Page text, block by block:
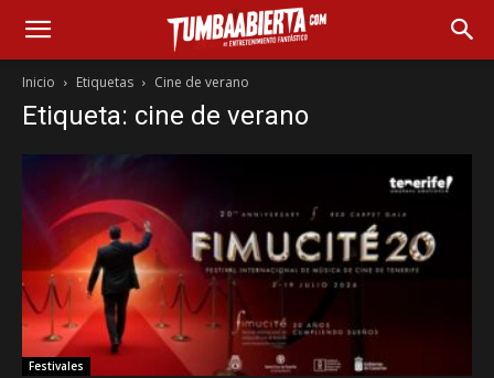
Inicio Etiquetas Cine de verano
Etiqueta: cine de verano
Festivales